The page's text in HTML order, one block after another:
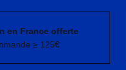
en France offerte
≥ 125€